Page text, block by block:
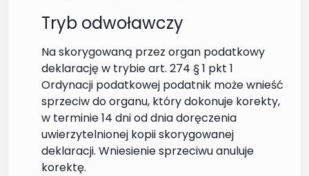
Tryb odwoławczy
Na skorygowaną przez organ podatkowy
deklarację w trybie art. 274 § 1 pkt 1
Ordynacji podatkowej podatnik może wnieść
sprzeciw do organu, który dokonuje korekty,
w terminie 14 dni od dnia doręczenia
uwierzytelnionej kopii skorygowanej
deklaracji. Wniesienie sprzeciwu anuluje
korektę.